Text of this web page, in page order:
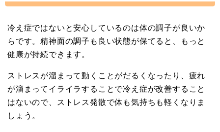
冷え症ではないと安心しているのは体の調子が良いか
らです。精神面の調子も良い状態が保てると、もっと
健康が持続できます。
ストレスが溜まって動くことがだるくなったり、疲れ
が溜まってイライラすることで冷え症が改善すること
はないので、ストレス発散で体も気持ちも軽くなりま
しょう。